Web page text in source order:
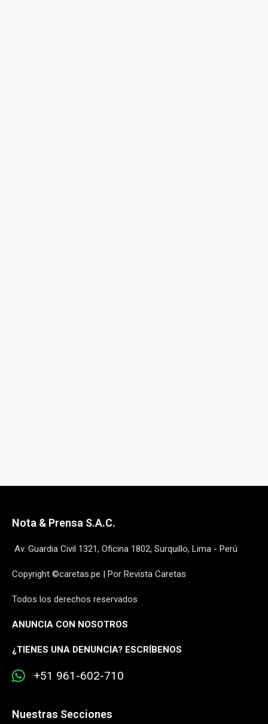
Nota & Prensa S.A.C.
Av. Guardia Civil 1321, Oficina 1802, Surquillo, Lima - Perú
Copyright ©caretas.pe | Por Revista Caretas
Todos los derechos reservados
ANUNCIA CON NOSOTROS
¿TIENES UNA DENUNCIA? ESCRÍBENOS
+51 961-602-710
Nuestras Secciones